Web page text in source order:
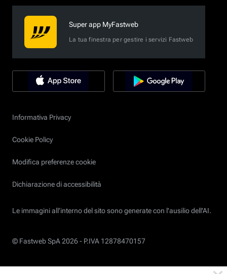
Super app MyFastweb
La tua finestra per gestire i servizi Fastweb
Informativa Privacy
Cookie Policy
Modifica preferenze cookie
Dichiarazione di accessibilità
Le immagini all’interno del sito sono generate con l'ausilio dell'AI.
© Fastweb SpA 2026 - P.IVA 12878470157